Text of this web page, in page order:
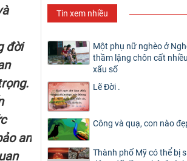
đời
an
Tin xem nhiều
Một phụ nữ nghèo ở
thầm lặng chôn cất
xấu số
Lẽ Đời .
Công và quạ, con nào
Thành phố Mỹ có thể bị